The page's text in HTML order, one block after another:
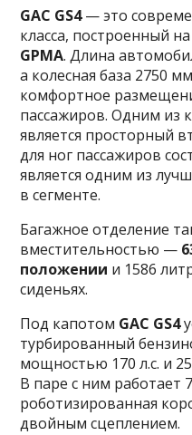
GAC GS4— это
класса, построенный
GPMA. Длина
а колесная база 2750
комфортное
пассажиров. Одним из
является просторный
для ног пассажиров
является одним из
в сегменте.
Багажное отделение
вместительностью —
положении и 1586
сиденьях.
Под капотом GAC GS4
турбированный
мощностью 170 л.с. и
В паре с ним работает
роботизированная
двойным сцеплением.